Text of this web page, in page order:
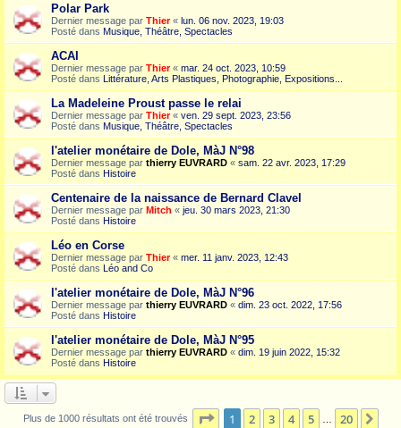
Polar Park
Dernier message par Thier« lun. 06 nov. 2023, 19:03
Posté dans Musique, Théâtre, Spectacles
ACAI
Dernier message par Thier« mar. 24 oct. 2023, 10:59
Posté dans Littérature, Arts Plastiques, Photographie, Expositions...
La Madeleine Proust passe le relai
Dernier message par Thier« ven. 29 sept. 2023, 23:56
Posté dans Musique, Théâtre, Spectacles
l'atelier monétaire de Dole, MàJ N°98
Dernier message par thierry EUVRARD « sam. 22 avr. 2023, 17:29
Posté dans Histoire
Centenaire de la naissance de Bernard Clavel
Dernier message par Mitch « jeu. 30 mars 2023, 21:30
Posté dans Histoire
Léo en Corse
Dernier message par Thier« mer. 11 janv. 2023, 12:43
Posté dans Léo and Co
l'atelier monétaire de Dole, MàJ N°96
Dernier message par thierry EUVRARD « dim. 23 oct. 2022, 17:56
Posté dans Histoire
l'atelier monétaire de Dole, MàJ N°95
Dernier message par thierry EUVRARD « dim. 19 juin 2022, 15:32
Posté dans Histoire
Plus de 1000 résultats ont été trouvés Page 1sur20
1 2 3 4 5 20